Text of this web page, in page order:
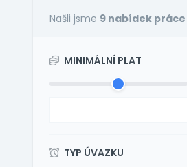
Našli jsme 9 nabídek práce
MINIMÁLNÍ PLAT
TYP ÚVAZKU